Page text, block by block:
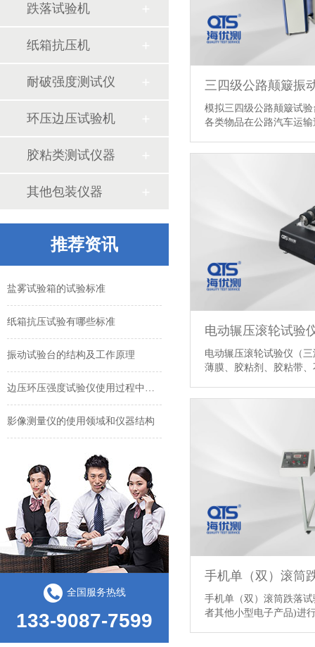
三四级公路颠簸振
模拟三四级公路颠簸试
各类物品在公路汽车运
电动辗压滚轮试验
电动辗压滚轮试验仪（
薄膜、胶粘剂、胶粘带
手机单（双）滚筒
手机单（双）滚筒跌落
者其他小型电子产品)进
跌落试验机
纸箱抗压机
耐破强度测试仪
环压边压试验机
胶粘类测试仪器
其他包装仪器
推荐资讯
盐雾试验箱的试验标准
纸箱抗压试验有哪些标准
振动试验台的结构及工作原理
盐雾试验箱的试验标准
纸箱抗压试验有哪些标准
振动试验台的结构及工作原理
影像测量仪的使用领域和仪器结构
全国服务热线
133-9087-7599